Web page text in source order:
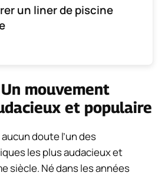
un liner de piscine
mouvement
et populaire
doute l’un des
les plus audacieux et
siècle. Né dans les années